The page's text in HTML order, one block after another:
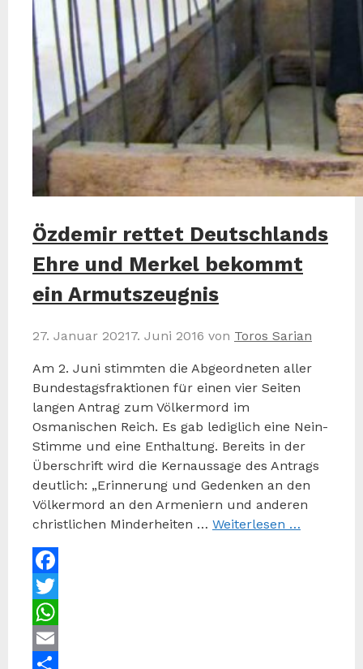
Özdemir rettet Deutschlands
Ehre und Merkel bekommt
ein Armutszeugnis
27. Januar 20217. Juni 2016 von Toros Sarian
Am 2. Juni stimmten die Abgeordneten aller
Bundestagsfraktionen für einen vier Seiten
langen Antrag zum Völkermord im
Osmanischen Reich. Es gab lediglich eine Nein-
Stimme und eine Enthaltung. Bereits in der
Überschrift wird die Kernaussage des Antrags
deutlich: „Erinnerung und Gedenken an den
Völkermord an den Armeniern und anderen
christlichen Minderheiten … Weiterlesen …
Facebook
Twitter
WhatsApp
Email